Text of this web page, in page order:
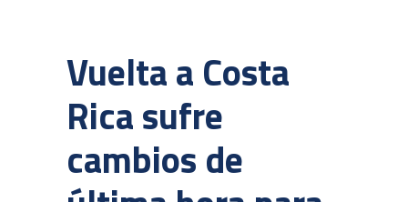
Vuelta a Costa
Rica sufre
cambios de